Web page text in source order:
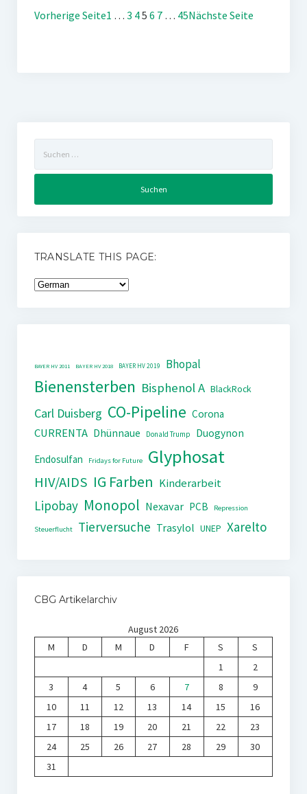
Vorherige Seite1 … 3 45 6 7 … 45Nächste Seite
nach:
TRANSLATE THIS PAGE:
BAYER HV 2011 BAYER HV 2018 BAYER HV 2019 Bhopal
Bienensterben Bisphenol A BlackRock
Carl Duisberg CO-Pipeline Corona
CURRENTA Dhünnaue Donald Trump
Duogynon
Endosulfan
Fridays for Future Glyphosat
HIV/AIDS IG Farben Kinderarbeit
Lipobay Monopol Nexavar PCB Repression
Steuerflucht Tierversuche Trasylol UNEP Xarelto
CBG Artikelarchiv
August 2026
M
D M D F S
S
1
2
3
4 5 6 7 8
9
10
11 12 13 14 15
16
17
18 19 20 21 22
23
24
25 26 27 28 29
30
31